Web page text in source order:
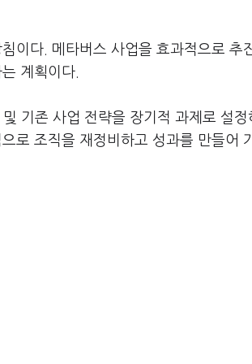
이다. 메타버스 사업을 효과적으로 추
계획이다.
기존 사업 전략을 장기적 과제로 설정
로 조직을 재정비하고 성과를 만들어